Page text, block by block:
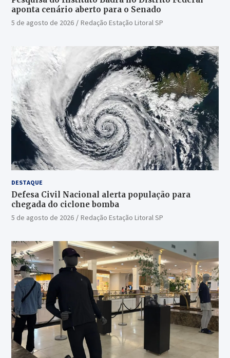
aponta cenário aberto para o Senado
5 de agosto de 2026 Redação Estação Litoral SP
DESTAQUE
Defesa Civil Nacional alerta população para
chegada do ciclone bomba
5 de agosto de 2026 Redação Estação Litoral SP